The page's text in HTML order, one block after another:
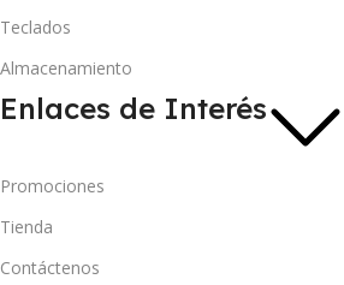
Teclados
Almacenamiento
Enlaces de Interés
Promociones
Tienda
Contáctenos